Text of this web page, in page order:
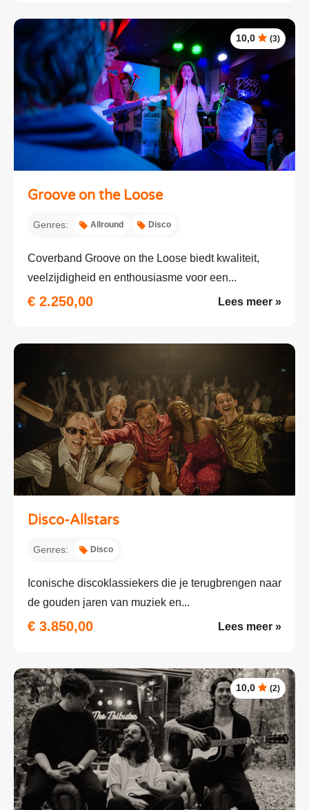
10,0 (3)
Groove on the Loose
Genres: Allround Disco
Coverband Groove on the Loose biedt kwaliteit,
veelzijdigheid en enthousiasme voor een...
€ 2.250,00 Lees meer »
Disco-Allstars
Genres: Disco
Iconische discoklassiekers die je terugbrengen naar
de gouden jaren van muziek en...
€ 3.850,00 Lees meer »
10,0 (2)